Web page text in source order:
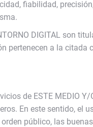
fiabilidad,
DIGITAL son
pertenecen a la citada
de ESTE MEDIO
En este sentido, el
orden público, las